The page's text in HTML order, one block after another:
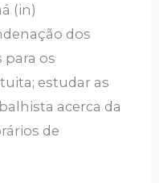
(in)
dos
os
estudar as
acerca da
de